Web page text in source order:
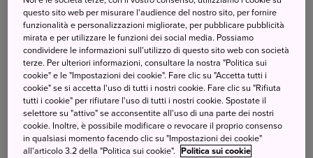
Visualizzare su Google Maps
Ricevere informazioni del traffico
A glittering, crystalline forest on
Mt. Kirigamine
questo sito web per misurare l'audience del nostro sito, per fornire
funzionalità e personalizzazioni migliorate, per pubblicare pubblicità
mirata e per utilizzare le funzioni dei social media. Possiamo
condividere le informazioni sull'utilizzo di questo sito web con società
terze. Per ulteriori informazioni, consultare la nostra "Politica sui
cookie" e le "Impostazioni dei cookie". Fare clic su "Accetta tutti i
cookie" se si accetta l'uso di tutti i nostri cookie. Fare clic su "Rifiuta
tutti i cookie" per rifiutare l'uso di tutti i nostri cookie. Spostate il
selettore su "attivo" se acconsentite all'uso di una parte dei nostri
cookie. Inoltre, è possibile modificare o revocare il proprio consenso
in qualsiasi momento facendo clic su "Impostazioni dei cookie"
all'articolo 3.2 della "Politica sui cookie". Politica sui cookie